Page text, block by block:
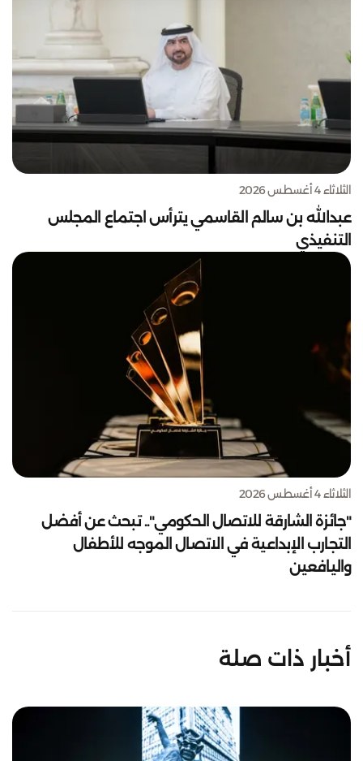
الثلاثاء 4 أغسطس 2026
عبدالله بن سالم القاسمي يترأس اجتماع المجلس
التنفيذي
الثلاثاء 4 أغسطس 2026
"جائزة الشارقة للاتصال الحكومي".. تبحث عن أفضل
التجارب الإبداعية في الاتصال الموجه للأطفال
واليافعين
أخبار ذات صلة